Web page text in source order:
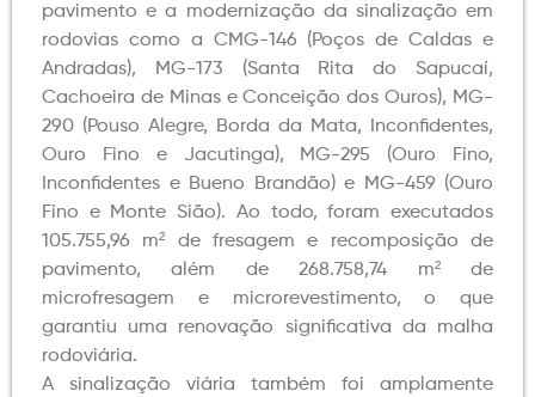
pavimento e a modernização da sinalização em
rodovias como a CMG-146 (Poços de Caldas e
Andradas), MG-173 (Santa Rita do Sapucaí,
Cachoeira de Minas e Conceição dos Ouros), MG-
290 (Pouso Alegre, Borda da Mata, Inconfidentes,
Ouro Fino e Jacutinga), MG-295 (Ouro Fino,
Inconfidentes e Bueno Brandão) e MG-459 (Ouro
Fino e Monte Sião). Ao todo, foram executados
105.755,96 m² de fresagem e recomposição de
pavimento, além de 268.758,74 m² de
microfresagem e microrevestimento, o que
garantiu uma renovação significativa da malha
rodoviária.
A sinalização viária também foi amplamente